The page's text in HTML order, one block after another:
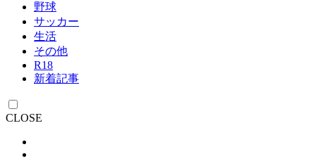
野球
サッカー
生活
その他
R18
新着記事
CLOSE